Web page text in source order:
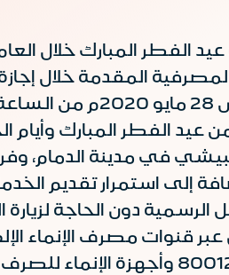
المقدمة خلال
من عيد الفطر المبارك
في مدينة الدمام،
إلى استمرار تقديم
دون الحاجة
مصرف الإنماء